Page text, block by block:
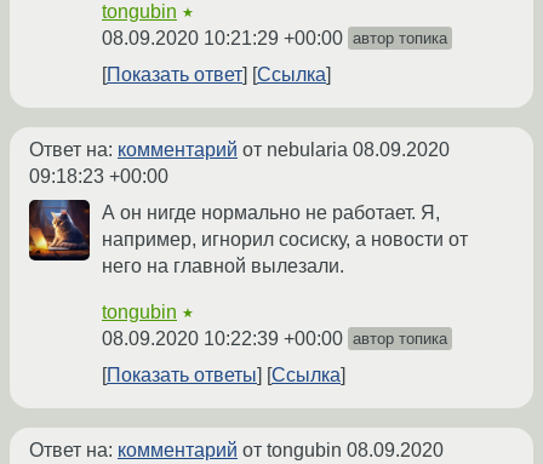
tongubin ★
08.09.2020 10:21:29 +00:00 автор топика
Показать ответ Ссылка
Ответ на: комментарий от nebularia 08.09.2020
09:18:23 +00:00
А он нигде нормально не работает. Я,
например, игнорил сосиску, а новости от
него на главной вылезали.
tongubin ★
08.09.2020 10:22:39 +00:00 автор топика
Показать ответы Ссылка
Ответ на: комментарий от tongubin 08.09.2020